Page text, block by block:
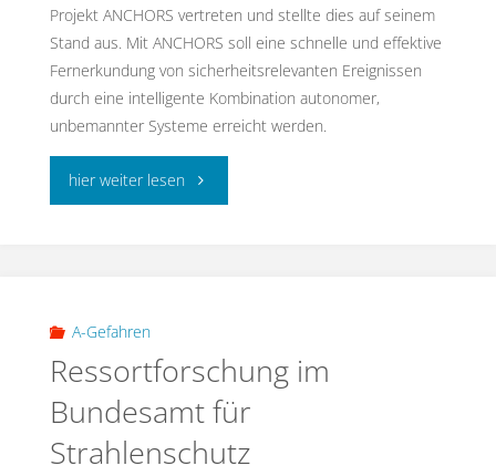
Projekt ANCHORS vertreten und stellte dies auf seinem
Stand aus. Mit ANCHORS soll eine schnelle und effektive
Fernerkundung von sicherheitsrelevanten Ereignissen
durch eine intelligente Kombination autonomer,
unbemannter Systeme erreicht werden.
hier weiter lesen"Interschutz
–
IFR
–
A-Gefahren
Ressortforschung im
Bundesamt für
Strahlenschutz